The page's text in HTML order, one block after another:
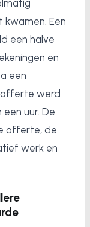
Een
een halve
en
een
offerte werd
uur. De
offerte, de
werk en